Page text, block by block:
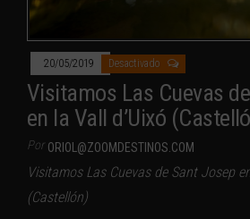
20/05/2019 Desactivado
Visitamos Las Cuevas
en la Vall d’Uixó
Por ORIOL@ZOOMDESTINOS.COM
Visitamos Las Cuevas de Sant Josep
(Castellón)